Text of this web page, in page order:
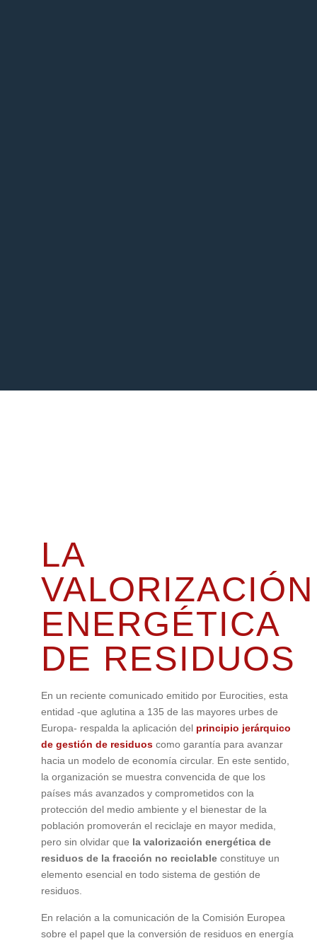
LA
VALORIZACIÓN
ENERGÉTICA
DE RESIDUOS
En un reciente comunicado emitido por Eurocities, esta
entidad -que aglutina a 135 de las mayores urbes de
Europa- respalda la aplicación del principio jerárquico
de gestión de residuoscomo garantía para avanzar
hacia un modelo de economía circular. En este sentido,
la organización se muestra convencida de que los
países más avanzados y comprometidos con la
protección del medio ambiente y el bienestar de la
población promoverán el reciclaje en mayor medida,
pero sin olvidar que la valorización energética de
residuos de la fracción no reciclableconstituye un
elemento esencial en todo sistema de gestión de
residuos.
En relación a la comunicación de la Comisión Europea
sobre el papel que la conversión de residuos en energía